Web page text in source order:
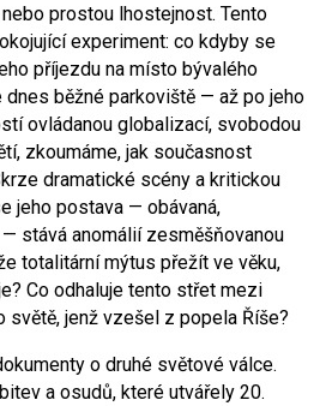
prostou lhostejnost. Tento
experiment: co kdyby se
příjezdu na místo bývalého
dnes běžné parkoviště — až po jeho
ovládanou globalizací, svobodou
zkoumáme, jak současnost
dramatické scény a kritickou
jeho postava — obávaná,
stává anomálií zesměšňovanou
totalitární mýtus přežít ve věku,
Co odhaluje tento střet mezi
jenž vzešel z popela Říše?
o druhé světové válce.
a osudů, které utvářely 20.